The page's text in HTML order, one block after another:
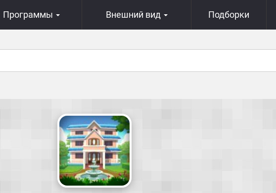
Программы Внешний вид Подборки